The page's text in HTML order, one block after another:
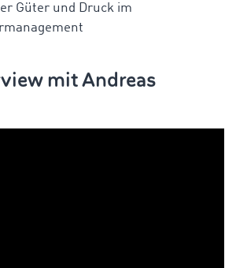
Güter und Druck im
mitAndreas